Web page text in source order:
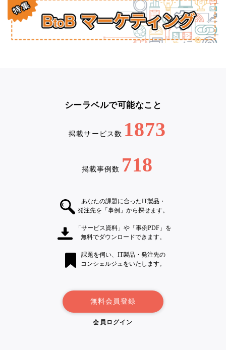
シーラベルで可能なこと
掲載サービス数 1873
掲載事例数 718
あなたの課題に合ったIT製品・
発注先を「事例」から探せます。
「サービス資料」や「事例PDF」を
無料でダウンロードできます。
課題を伺い、IT製品・発注先の
コンシェルジュをいたします。
無料会員登録
会員ログイン